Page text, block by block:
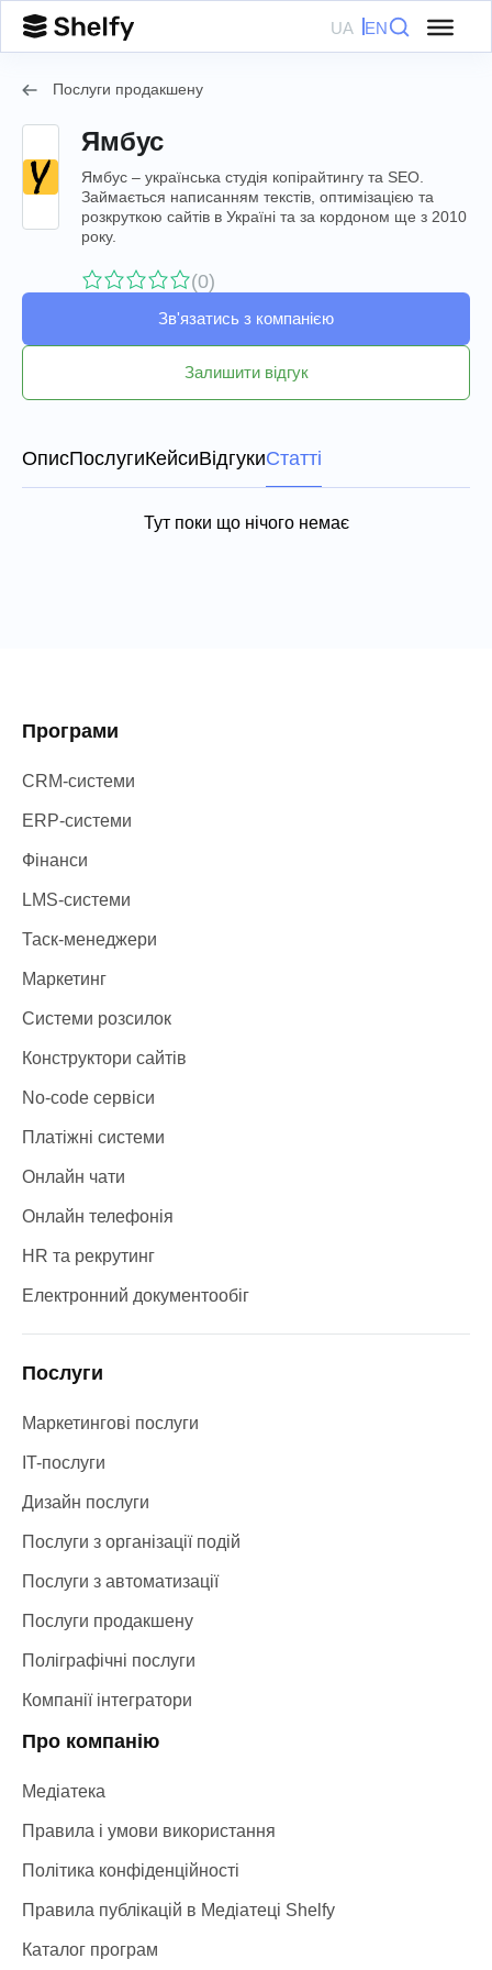
UA EN
Послуги продакшену
Ямбус
Ямбус – українська студія копірайтингу та SEO.
Займається написанням текстів, оптимізацією та
розкруткою сайтів в Україні та за кордоном ще з 2010
року.
(0)
Зв'язатись з компанією
Залишити відгук
ОписПослугиКейсиВідгукиСтатті
Тут поки що нічого немає
Програми
CRM-системи
ERP-системи
Фінанси
LMS-системи
Таск-менеджери
Маркетинг
Системи розсилок
Конструктори сайтів
No-code сервіси
Платіжні системи
Онлайн чати
Онлайн телефонія
HR та рекрутинг
Електронний документообіг
Послуги
Маркетингові послуги
IT-послуги
Дизайн послуги
Послуги з організації подій
Послуги з автоматизації
Послуги продакшену
Поліграфічні послуги
Компанії інтегратори
Про компанію
Медіатека
Правила і умови використання
Політика конфіденційності
Правила публікацій в Медіатеці Shelfy
Каталог програм